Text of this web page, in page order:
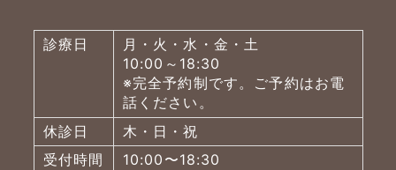
診療日
月・火・水・金・土
10:00～18:30
※完全予約制です。ご予約はお電
話ください。
休診日
木・日・祝
受付時間
10:00〜18:30